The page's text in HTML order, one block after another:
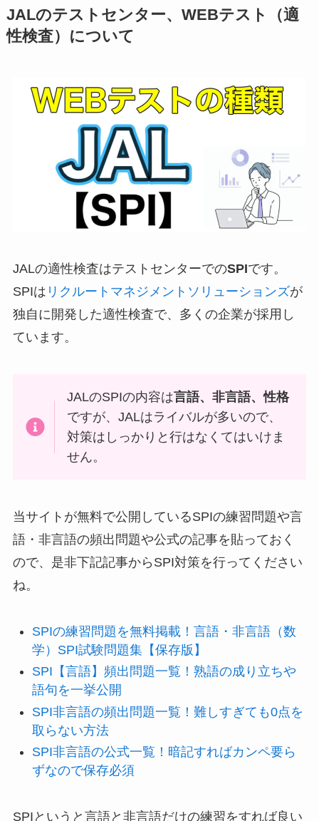
JALのテストセンター、WEBテスト（適
性検査）について
JALの適性検査はテストセンターでのSPIです。
SPIは リクルートマネジメントソリューションズが
独自に開発した適性検査で、多くの企業が採用し
ています。
JALのSPIの内容は言語、非言語、性格
ですが、JALはライバルが多いので、
対策はしっかりと行はなくてはいけま
せん。
当サイトが無料で公開しているSPIの練習問題や言
語・非言語の頻出問題や公式の記事を貼っておく
ので、是非下記記事からSPI対策を行ってください
ね。
SPIの練習問題を無料掲載！言語・非言語（数
学）SPI試験問題集【保存版】
SPI【言語】頻出問題一覧！熟語の成り立ちや
語句を一挙公開
SPI非言語の頻出問題一覧！難しすぎても0点を
取らない方法
SPI非言語の公式一覧！暗記すればカンペ要ら
ずなので保存必須
SPIというと言語と非言語だけの練習をすれば良い